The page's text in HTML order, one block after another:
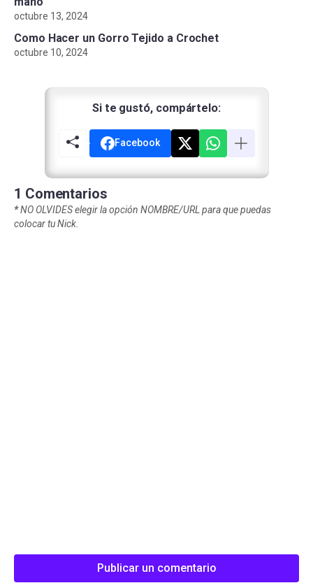
octubre 13, 2024
Como Hacer un Gorro Tejido a Crochet
octubre 10, 2024
Si te gustó, compártelo:
Facebook
1 Comentarios
*NO OLVIDES elegir la opción NOMBRE/URL para que puedas
colocar tu Nick.
Publicar un comentario